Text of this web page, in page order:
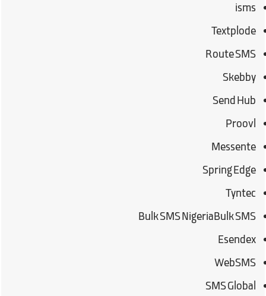
isms
Textplode
Route SMS
Skebby
Send Hub
Proovl
Messente
Spring Edge
Tyntec
Bulk SMS NigeriaBulk SMS
Esendex
WebSMS
SMS Global